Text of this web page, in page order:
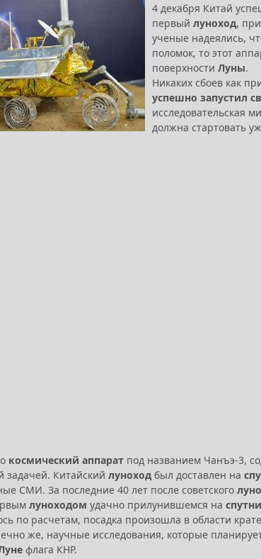
4 декабря Китай
первый луноход,
ученые надеялись,
поломок, то этот
поверхности Луны.
Никаких сбоев как
успешно запустил
исследовательская
должна стартовать
космический аппарат под названием Чанъэ-3,
задачей. Китайский луноход был доставлен на
СМИ. За последние 40 лет после советского
луноходом удачно прилунившемся на
по расчетам, посадка произошла в области
же, научные исследования, которые
флага КНР.